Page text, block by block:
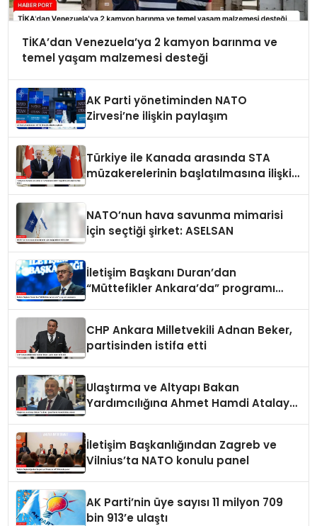
TİKA’dan Venezuela’ya 2 kamyon barınma ve
temel yaşam malzemesi desteği
AK Parti yönetiminden NATO
Zirvesi’ne ilişkin paylaşım
Türkiye ile Kanada arasında STA
müzakerelerinin başlatılmasına ilişkin
NATO’nun hava savunma mimarisi
için seçtiği şirket: ASELSAN
İletişim Başkanı Duran’dan
“Müttefikler Ankara’da” programı
CHP Ankara Milletvekili Adnan Beker,
partisinden istifa etti
Ulaştırma ve Altyapı Bakan
Yardımcılığına Ahmet Hamdi Atalay
İletişim Başkanlığından Zagreb ve
Vilnius’ta NATO konulu panel
AK Parti’nin üye sayısı 11 milyon 709
bin 913’e ulaştı